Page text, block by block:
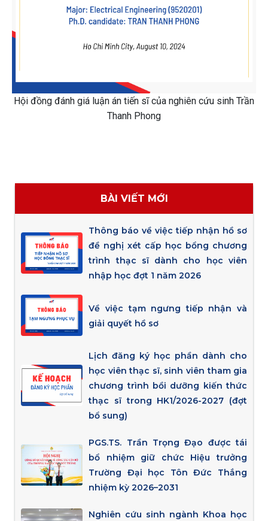
Hội đồng đánh giá luận án tiến sĩ của nghiên cứu sinh Trần
Thanh Phong
BÀI VIẾT MỚI
Thông báo về việc tiếp nhận hồ sơ
đề nghị xét cấp học bổng chương
trình thạc sĩ dành cho học viên
nhập học đợt 1 năm 2026
Về việc tạm ngưng tiếp nhận và
giải quyết hồ sơ
Lịch đăng ký học phần dành cho
học viên thạc sĩ, sinh viên tham gia
chương trình bồi dưỡng kiến thức
thạc sĩ trong HK1/2026-2027 (đợt
bổ sung)
PGS.TS. Trần Trọng Đạo được tái
bổ nhiệm giữ chức Hiệu trưởng
Trường Đại học Tôn Đức Thắng
nhiệm kỳ 2026–2031
Nghiên cứu sinh ngành Khoa học